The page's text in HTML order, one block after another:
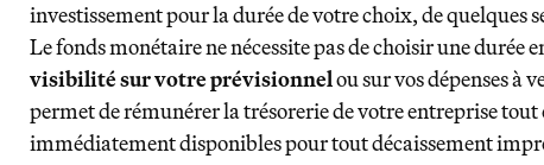
investissement pour la durée de votre choix, de quelques
Le fonds monétaire ne nécessite pas de choisir une durée
visibilité sur votre prévisionnelou sur vos dépenses à
permet de rémunérer la trésorerie de votre entreprise
immédiatement disponibles pour tout décaissement